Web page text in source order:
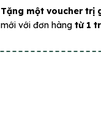
Tặng một voucher trị
mới với đơn hàng từ 1